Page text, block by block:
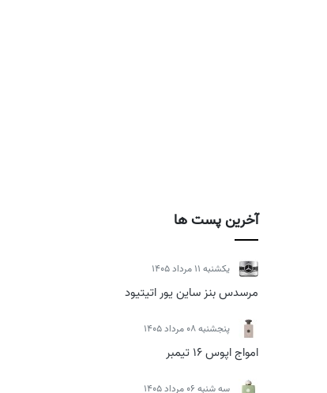
آخرین پست ها
يكشنبه 11 مرداد 1405
مرسدس بنز ساین یور اتیتیود
پنجشنبه 08 مرداد 1405
امواج اپوس 16 تیمبر
سه شنبه 06 مرداد 1405